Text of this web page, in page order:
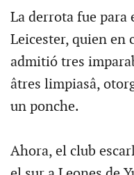
La derrota fue para
Leicester, quien en
admitió tres
âtres limpiasâ,
un ponche.
Ahora, el club